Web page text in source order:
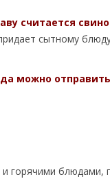
считается
сытному
можно
горячими блюдами,